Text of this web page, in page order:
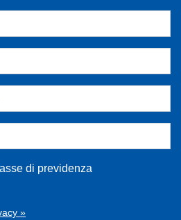
di previdenza
»